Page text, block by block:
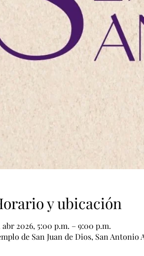
y ubicación
abr 2026, 5:00 p.m. – 9:00 p.m.
de San Juan de Dios, San Antonio